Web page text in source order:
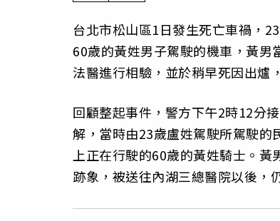
台北市松山區1日發生死亡車禍，
60歲的黃姓男子駕駛的機車，黃
法醫進行相驗，並於稍早死因出爐
回顧整起事件，警方下午2時12分
解，當時由23歲盧姓駕駛所駕駛的
上正在行駛的60歲的黃姓騎士。黃
跡象，被送往內湖三總醫院以後，